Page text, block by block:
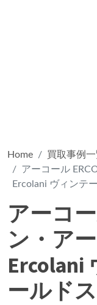
Home
買取事例一
アーコール
Ercolani ヴィンテ
アーコ
ン・ア
Ercolani
ールド